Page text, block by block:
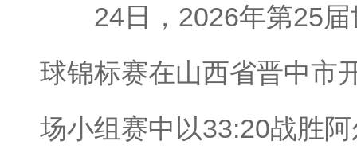
24日，2026年第25届
球锦标赛在山西省晋中市
场小组赛中以33:20战胜